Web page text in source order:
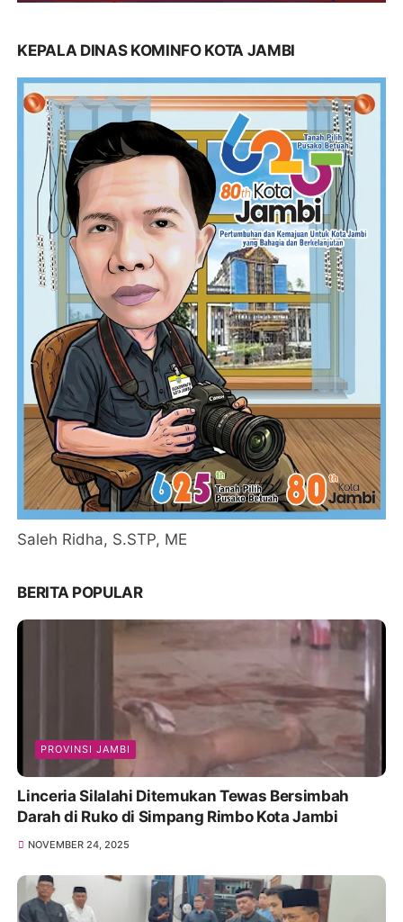
KEPALA DINAS KOMINFO KOTA JAMBI
Saleh Ridha, S.STP, ME
BERITA POPULAR
PROVINSI JAMBI
Linceria Silalahi Ditemukan Tewas Bersimbah
Darah di Ruko di Simpang Rimbo Kota Jambi
NOVEMBER 24, 2025